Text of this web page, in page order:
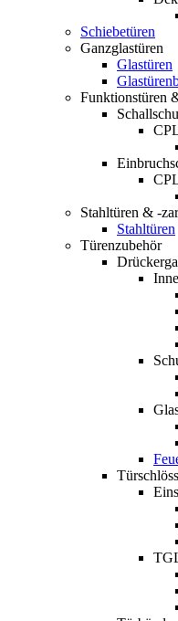
Schiebetüren
Ganzglastüren
Glastüren
Funktionstüren
Stahltüren & -
Stahltüren
Türenzubehör